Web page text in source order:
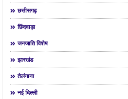
छत्तीसगढ़
छिंदवाड़ा
जनजाति विशेष
झारखंड
तेलंगाना
नई दिल्ली